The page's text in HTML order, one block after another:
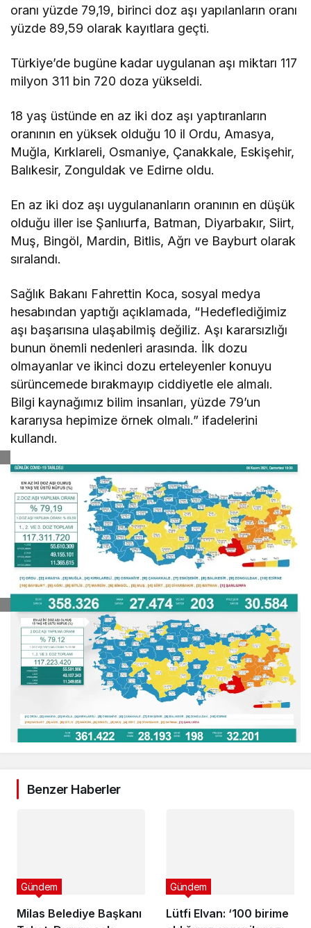
oranı yüzde 79,19, birinci doz aşı yapılanların oranı
yüzde 89,59 olarak kayıtlara geçti.
Türkiye’de bugüne kadar uygulanan aşı miktarı 117
milyon 311 bin 720 doza yükseldi.
18 yaş üstünde en az iki doz aşı yaptıranların
oranının en yüksek olduğu 10 il Ordu, Amasya,
Muğla, Kırklareli, Osmaniye, Çanakkale, Eskişehir,
Balıkesir, Zonguldak ve Edirne oldu.
En az iki doz aşı uygulananların oranının en düşük
olduğu iller ise Şanlıurfa, Batman, Diyarbakır, Siirt,
Muş, Bingöl, Mardin, Bitlis, Ağrı ve Bayburt olarak
sıralandı.
Sağlık Bakanı Fahrettin Koca, sosyal medya
hesabından yaptığı açıklamada, “Hedeflediğimiz
aşı başarısına ulaşabilmiş değiliz. Aşı kararsızlığı
bunun önemli nedenleri arasında. İlk dozu
olmayanlar ve ikinci dozu erteleyenler konuyu
sürüncemede bırakmayıp ciddiyetle ele almalı.
Bilgi kaynağımız bilim insanları, yüzde 79’un
kararıysa hepimize örnek olmalı.” ifadelerini
kullandı.
Benzer Haberler
Milas Belediye Başkanı
Gündem
Lütfi Elvan: ‘100 birime
Gündem